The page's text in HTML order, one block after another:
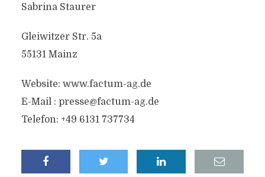
Sabrina Staurer
Gleiwitzer Str. 5a
55131 Mainz
Website: www.factum-ag.de
E-Mail : presse@factum-ag.de
Telefon: +49 6131 737734